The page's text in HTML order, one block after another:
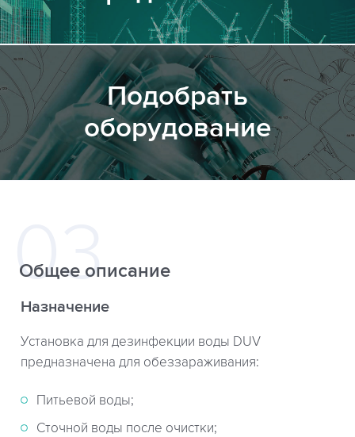
Подобрать
оборудование
Общее описание
Назначение
Установка для дезинфекции воды DUV
предназначена для обеззараживания:
Питьевой воды;
Сточной воды после очистки;